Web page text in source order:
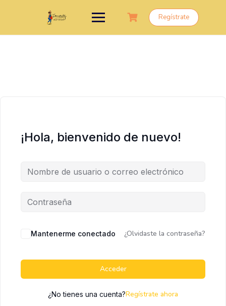
Regístrate
¡Hola, bienvenido de nuevo!
Mantenerme conectado ¿Olvidaste la contraseña?
Acceder
¿No tienes una cuenta?Regístrate ahora